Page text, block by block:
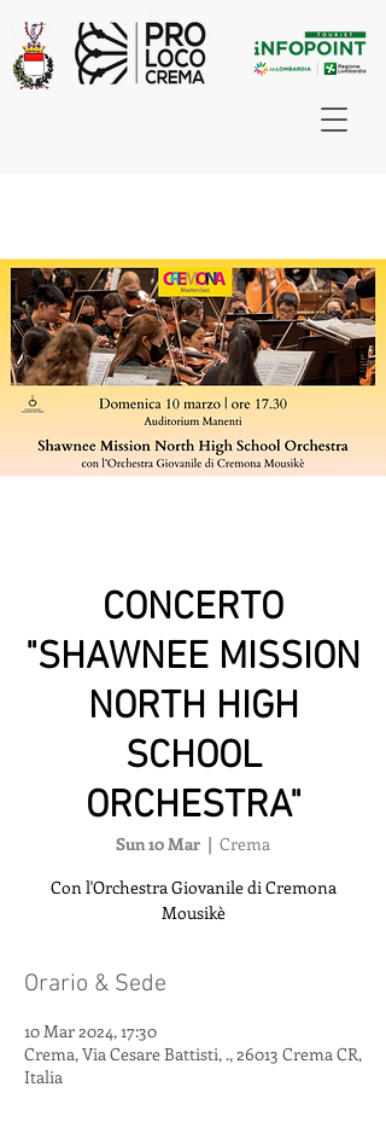
CONCERTO
"SHAWNEE MISSION
NORTH HIGH
SCHOOL
ORCHESTRA"
Sun 10 Mar
  |
Crema
Con l'Orchestra Giovanile di Cremona
Mousikè
Orario & Sede
10 Mar 2024, 17:30
Crema, Via Cesare Battisti, ., 26013 Crema CR,
Italia